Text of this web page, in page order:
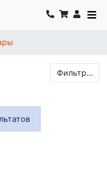
Фильтр…